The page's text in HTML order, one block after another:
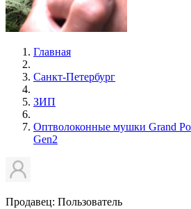
Главная
Санкт-Петербург
ЗИП
Оптволоконные мушки Grand
Gen2
Продавец: Пользователь